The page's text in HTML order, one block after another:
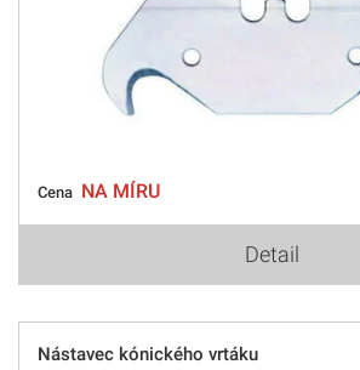
Cena NA MÍRU
Detail
Nástavec kónického vrtáku